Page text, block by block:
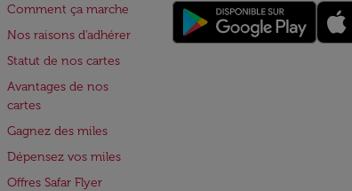
Comment ça marche
Nos raisons d'adhérer
Statut de nos cartes
Avantages de nos
cartes
Gagnez des miles
Dépensez vos miles
Offres Safar Flyer